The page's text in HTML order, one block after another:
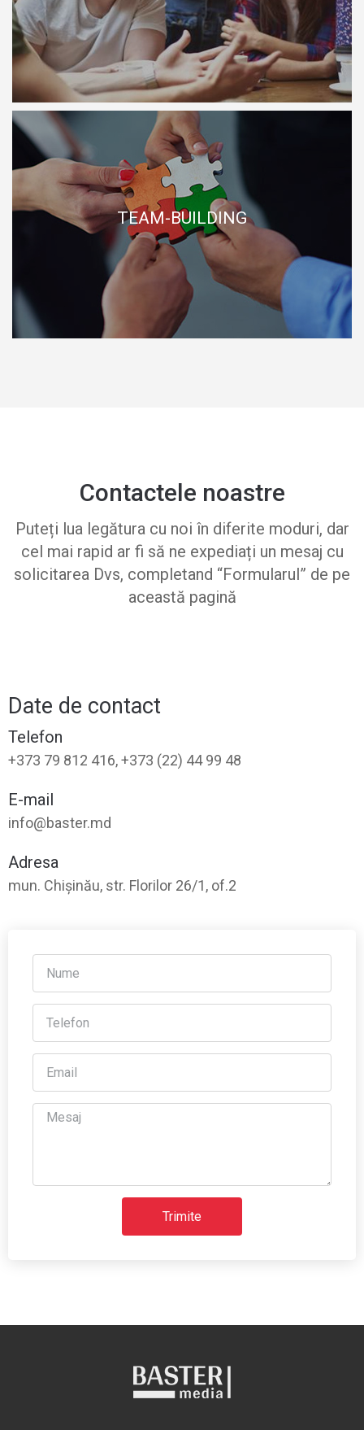
TEAM-BUILDING
TEAM-BUILDING
Contactele noastre
Puteți lua legătura cu noi în diferite moduri, dar
cel mai rapid ar fi să ne expediați un mesaj cu
solicitarea Dvs, completand “Formularul” de pe
această pagină
Date de contact
Telefon
+373 79 812 416, +373 (22) 44 99 48
E-mail
info@baster.md
Adresa
mun. Chișinău, str. Florilor 26/1, of.2
Trimite